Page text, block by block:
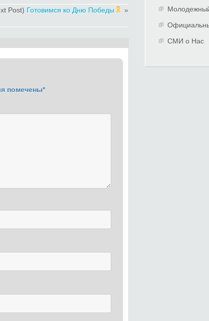
Post) Готовимся ко Дню Победы »
помечены*
СМИ о Нас